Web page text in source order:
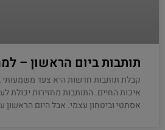
תותבות ביום הראשון –
קבלת תותבות חדשות היא צעד משמעותי
איכות החיים. התותבות מחזירות יכולת
אסתטי וביטחון עצמי. אבל היום הראשון